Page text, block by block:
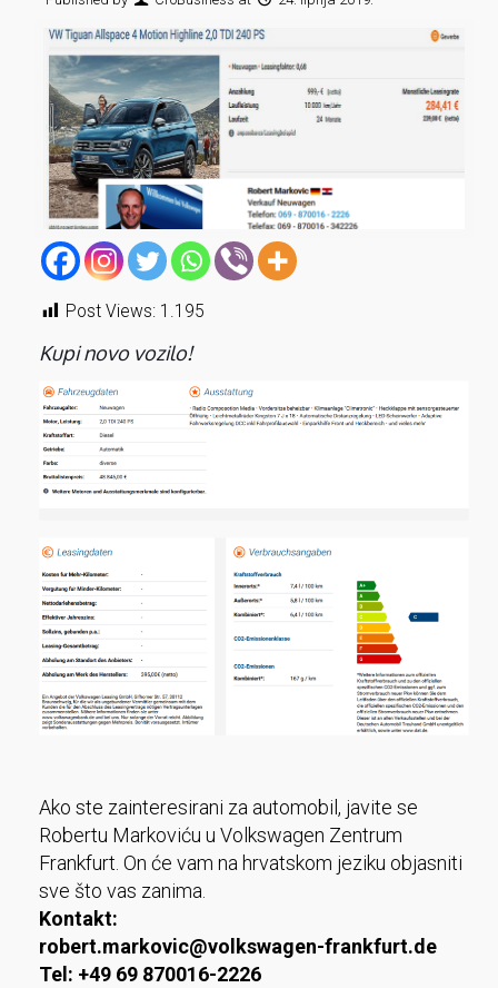
Post Views: 1.195
Kupi novo vozilo!
Ako ste zainteresirani za automobil, javite se
Robertu Markoviću u Volkswagen Zentrum
Frankfurt. On će vam na hrvatskom jeziku objasniti
sve što vas zanima.
Kontakt:
robert.markovic@volkswagen-frankfurt.de
Tel: +49 69 870016-2226